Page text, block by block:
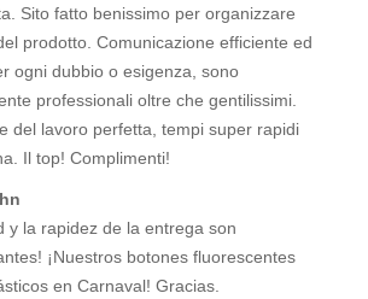
Sito fatto benissimo per organizzare
prodotto. Comunicazione efficiente ed
ogni dubbio o esigenza, sono
professionali oltre che gentilissimi.
del lavoro perfetta, tempi super rapidi
Il top! Complimenti!
y la rapidez de la entrega son
¡Nuestros botones fluorescentes
en Carnaval! Gracias.